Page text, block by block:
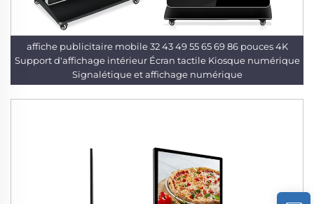
affiche publicitaire mobile 32 43 49 55 65 69 86 pouces 4K
Support d'affichage intérieur Écran tactile Kiosque numérique
Signalétique et affichage numérique